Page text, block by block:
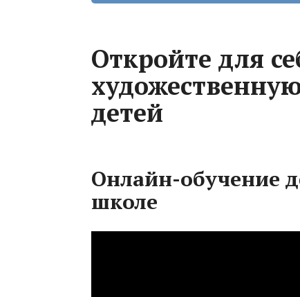
Откройте для
детей
Онлайн-обучение
школе